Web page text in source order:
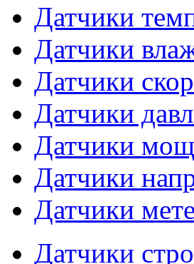
Датчики
Датчики
Датчики
Датчики
Датчики
Датчики
Датчики
Датчики